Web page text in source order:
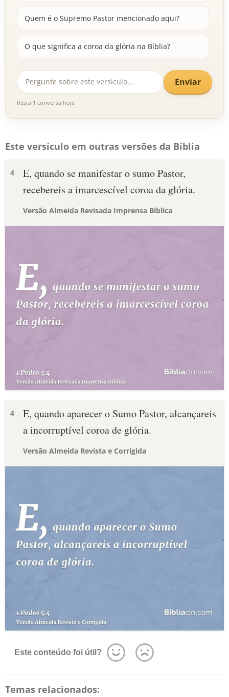
Quem é o Supremo Pastor mencionado aqui?
O que significa a coroa da glória na Bíblia?
Enviar
Resta 1 conversa hoje
Este versículo em outras versões da Bíblia
4
E, quando se manifestar o sumo Pastor,
recebereis a imarcescível coroa da glória.
Versão Almeida Revisada Imprensa Bíblica
4
E, quando aparecer o Sumo Pastor, alcançareis
a incorruptível coroa de glória.
Versão Almeida Revista e Corrigida
Este conteúdo foi útil?
Temas relacionados: